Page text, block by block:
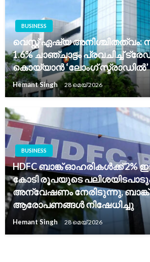
BUSINESS
വെസ്റ്റ് ഏഷ്യ അനിശ്ചിതത്വം:
1.6% ചാഞ്ചാട്ടം പ്രവചിച്ച്
കൊയ്യാൻ ‘ലോംഗ് സ്ട്രാഡിൽ’
Hemant Singh 28 മെയ്‌ 2026
BUSINESS
HDFC ബാങ്ക് ഓഹരികൾക്ക് 2%
കോടി രൂപയുടെ
അന്വേഷണം നേരിടുന്നു, ബാങ്ക്
ആരോപണങ്ങൾ നിഷേധിച്ചു
Hemant Singh 28 മെയ്‌ 2026